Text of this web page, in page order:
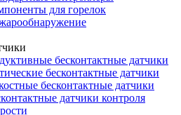
для горелок
бесконтактные датчики
бесконтактные датчики
бесконтактные датчики
датчики контроля